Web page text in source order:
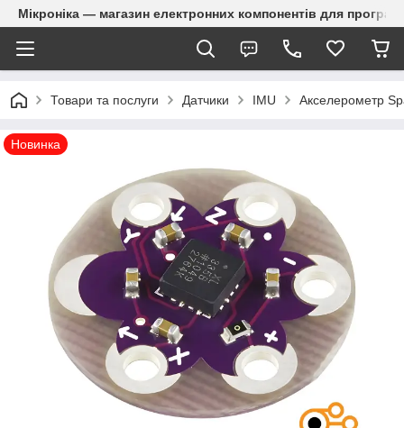
Мікроніка — магазин електронних компонентів для
Товари та послуги Датчики IMU Акселерометр
Новинка